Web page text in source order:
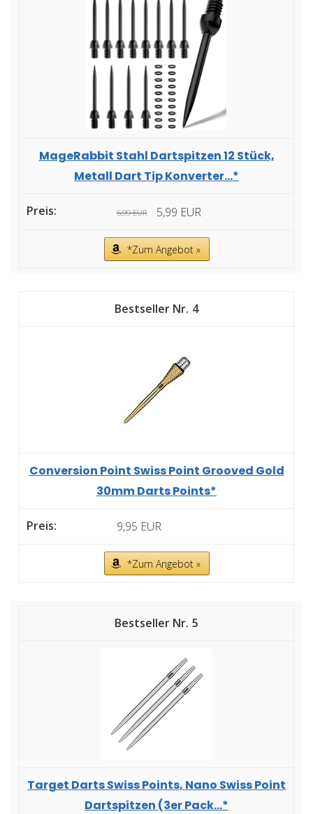
MageRabbit Stahl Dartspitzen 12 Stück,
Metall Dart Tip Konverter...*
6,99 EUR 5,99 EUR
*Zum Angebot »
4
Conversion Point Swiss Point Grooved Gold
30mm Darts Points*
9,95 EUR
*Zum Angebot »
5
Target Darts Swiss Points, Nano Swiss Point
Dartspitzen (3er Pack...*